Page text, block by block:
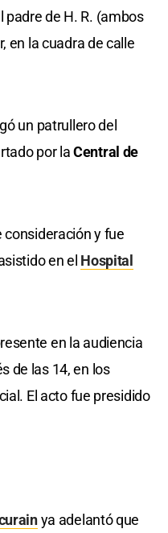
padre de H. R. (ambos
en la cuadra de calle
un patrullero del
por laCentral de
consideración y fue
en el Hospital
en la audiencia
de las 14, en los
El acto fue presidido
ya adelantó que